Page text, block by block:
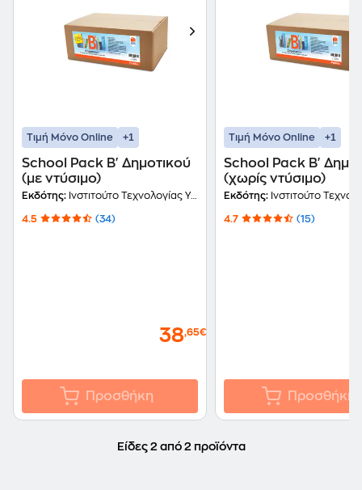
Τιμή Μόνο Online +1
School Pack Β' Δημοτικού
(με ντύσιμο)
Εκδότης: Ινστιτούτο Τεχνολογίας Υπολογιστών και Εκδόσεων Διόφαντος
4.5 (34)
38,65€
Προσθήκη
Τιμή Μόνο Online +1
School Pack Β'
(χωρίς ντύσιμο)
Εκδότης: Ινστιτούτο Τεχνολογίας Υπολογιστών και
4.7 (15)
Προσθήκη
Είδες 2 από 2 προϊόντα